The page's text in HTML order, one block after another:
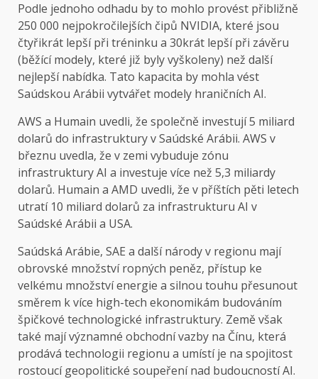
Podle jednoho odhadu by to mohlo provést přibližně
250 000 nejpokročilejších čipů NVIDIA, které jsou
čtyřikrát lepší při tréninku a 30krát lepší při závěru
(běžící modely, které již byly vyškoleny) než další
nejlepší nabídka. Tato kapacita by mohla vést
Saúdskou Arábii vytvářet modely hraničních AI.
AWS a Humain uvedli, že společně investují 5 miliard
dolarů do infrastruktury v Saúdské Arábii. AWS v
březnu uvedla, že v zemi vybuduje zónu
infrastruktury AI a investuje více než 5,3 miliardy
dolarů. Humain a AMD uvedli, že v příštích pěti letech
utratí 10 miliard dolarů za infrastrukturu AI v
Saúdské Arábii a USA.
Saúdská Arábie, SAE a další národy v regionu mají
obrovské množství ropných peněz, přístup ke
velkému množství energie a silnou touhu přesunout
směrem k více high-tech ekonomikám budováním
špičkové technologické infrastruktury. Země však
také mají významné obchodní vazby na Čínu, která
prodává technologii regionu a umístí je na spojitost
rostoucí geopolitické soupeření nad budoucností AI.